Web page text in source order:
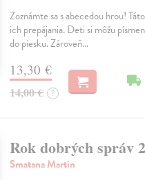
Zoznámte sa s abecedou hrou!
ich prepájania. Deti si môžu
do piesku. Zároveň…
13,30 €
14,00 € ?
Rok dobrých správ
Smatana Martin